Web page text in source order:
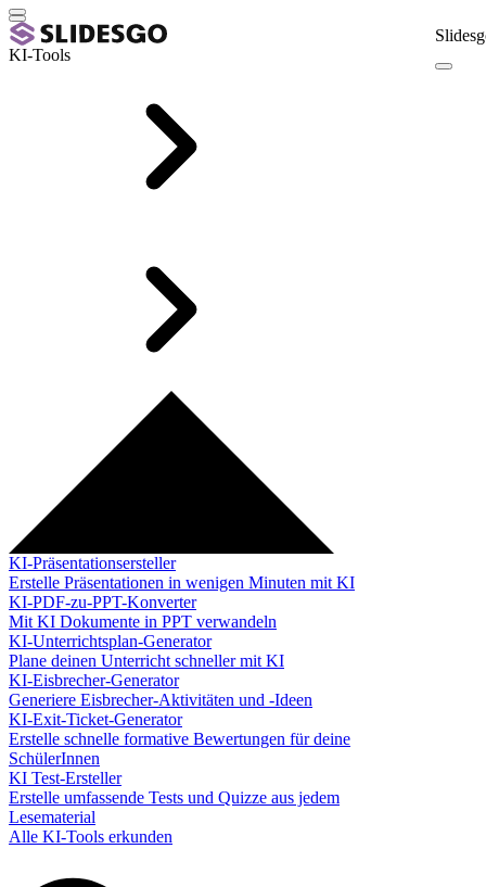
KI-Tools
KI-Präsentationsersteller
Erstelle Präsentationen in wenigen Minuten mit KI
KI-PDF-zu-PPT-Konverter
Mit KI Dokumente in PPT verwandeln
KI-Unterrichtsplan-Generator
Plane deinen Unterricht schneller mit KI
KI-Eisbrecher-Generator
Generiere Eisbrecher-Aktivitäten und -Ideen
KI-Exit-Ticket-Generator
Erstelle schnelle formative Bewertungen für deine
SchülerInnen
KI Test-Ersteller
Erstelle umfassende Tests und Quizze aus jedem
Lesematerial
Alle KI-Tools erkunden